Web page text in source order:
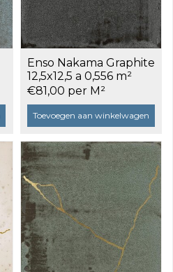
Enso Nakama Graphite
12,5x12,5 a 0,556 m²
€81,00 per M²
Toevoegen aan winkelwagen